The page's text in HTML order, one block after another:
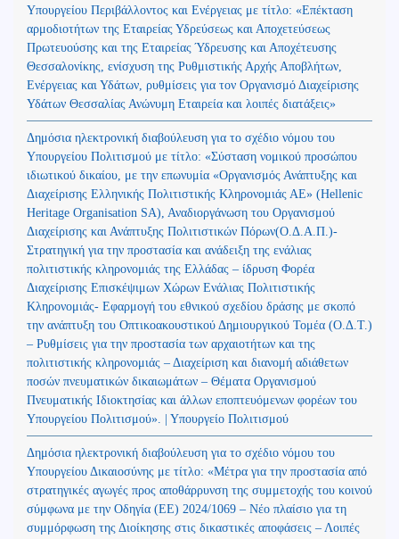
Υπουργείου Περιβάλλοντος και Ενέργειας με τίτλο: «Επέκταση
αρμοδιοτήτων της Εταιρείας Υδρεύσεως και Αποχετεύσεως
Πρωτευούσης και της Εταιρείας Ύδρευσης και Αποχέτευσης
Θεσσαλονίκης, ενίσχυση της Ρυθμιστικής Αρχής Αποβλήτων,
Ενέργειας και Υδάτων, ρυθμίσεις για τον Οργανισμό Διαχείρισης
Υδάτων Θεσσαλίας Ανώνυμη Εταιρεία και λοιπές διατάξεις»
Δημόσια ηλεκτρονική διαβούλευση για το σχέδιο νόμου του
Υπουργείου Πολιτισμού με τίτλο: «Σύσταση νομικού προσώπου
ιδιωτικού δικαίου, με την επωνυμία «Οργανισμός Ανάπτυξης και
Διαχείρισης Ελληνικής Πολιτιστικής Κληρονομιάς ΑΕ» (Hellenic
Heritage Organisation SA), Αναδιοργάνωση του Οργανισμού
Διαχείρισης και Ανάπτυξης Πολιτιστικών Πόρων(Ο.Δ.Α.Π.)-
Στρατηγική για την προστασία και ανάδειξη της ενάλιας
πολιτιστικής κληρονομιάς της Ελλάδας – ίδρυση Φορέα
Διαχείρισης Επισκέψιμων Χώρων Ενάλιας Πολιτιστικής
Κληρονομιάς- Εφαρμογή του εθνικού σχεδίου δράσης με σκοπό
την ανάπτυξη του Οπτικοακουστικού Δημιουργικού Τομέα (Ο.Δ.Τ.)
– Ρυθμίσεις για την προστασία των αρχαιοτήτων και της
πολιτιστικής κληρονομιάς – Διαχείριση και διανομή αδιάθετων
ποσών πνευματικών δικαιωμάτων – Θέματα Οργανισμού
Πνευματικής Ιδιοκτησίας και άλλων εποπτευόμενων φορέων του
Υπουργείου Πολιτισμού». | Υπουργείο Πολιτισμού
Δημόσια ηλεκτρονική διαβούλευση για το σχέδιο νόμου του
Υπουργείου Δικαιοσύνης με τίτλο: «Μέτρα για την προστασία από
στρατηγικές αγωγές προς αποθάρρυνση της συμμετοχής του κοινού
σύμφωνα με την Οδηγία (ΕΕ) 2024/1069 – Νέο πλαίσιο για τη
συμμόρφωση της Διοίκησης στις δικαστικές αποφάσεις – Λοιπές